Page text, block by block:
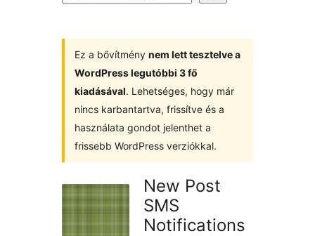
Ez a bővítmény nem lett tesztelve a
WordPress legutóbbi 3 fő
kiadásával. Lehetséges, hogy már
nincs karbantartva, frissítve és a
használata gondot jelenthet a
frissebb WordPress verziókkal.
New Post
SMS
Notifications